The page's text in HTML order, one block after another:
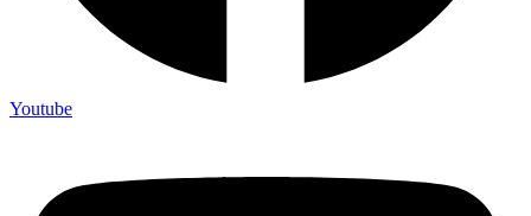
Youtube